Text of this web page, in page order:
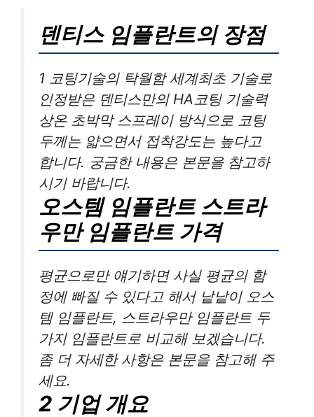
덴티스 임플란트의 장점
1 코팅기술의 탁월함 세계최초 기술로
인정받은 덴티스만의 HA코팅 기술력
상온 초박막 스프레이 방식으로 코팅
두께는 얇으면서 접착강도는 높다고
합니다. 궁금한 내용은 본문을 참고하
시기 바랍니다.
오스템 임플란트 스트라
우만 임플란트 가격
평균으로만 얘기하면 사실 평균의 함
정에 빠질 수 있다고 해서 낱낱이 오스
템 임플란트, 스트라우만 임플란트 두
가지 임플란트로 비교해 보겠습니다.
좀 더 자세한 사항은 본문을 참고해 주
세요.
2 기업 개요